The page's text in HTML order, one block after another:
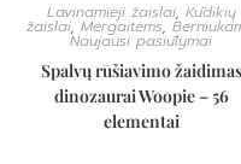
Lavinamieji žaislai, Kūdikių
žaislai, Mergaitėms,
Naujausi pasiūlymai
Spalvų rūšiavimo žaidimas
dinozaurai Woopie – 56
elementai